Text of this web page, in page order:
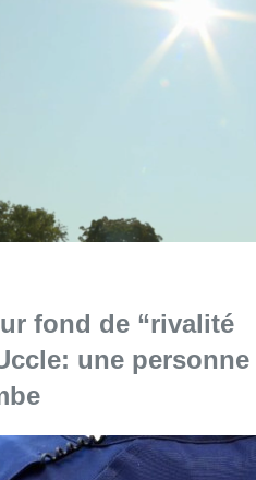
fond de “rivalité
une personne